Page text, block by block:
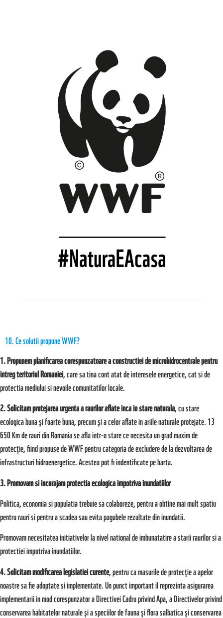
10. Ce solutii propune WWF?
1. Propunem planificarea corespunzatoare a constructiei de microhidrocentrale pentru
intreg teritoriul Romaniei, care sa tina cont atat de interesele energetice, cat si de
protectia mediului si nevoile comunitatilor locale.
2. Solicitam protejarea urgenta a raurilor aflate inca in stare naturala, cu stare
ecologica buna şi foarte buna, precum şi a celor aflate in ariile naturale protejate. 13
650 Km de rauri din Romania se afla intr-o stare ce necesita un grad maxim de
protecţie, fiind propuse de WWF pentru categoria de excludere de la dezvoltarea de
infrastructuri hidroenergetice. Acestea pot fi indentificate peharta.
3. Promovam si incurajam protectia ecologica impotriva inundatiilor
Politica, economia si populatia trebuie sa colaboreze, pentru a obtine mai mult spatiu
pentru rauri si pentru a scadea sau evita pagubele rezultate din inundatii.
Promovam necesitatea initiativelor la nivel national de imbunatatire a starii raurilor si a
protectiei impotriva inundatiilor.
4. Solicitam modificarea legislatiei curente, pentru ca masurile de protecţie a apelor
noastre sa fie adoptate si implementate. Un punct important il reprezinta asigurarea
implementarii in mod corespunzator a Directivei Cadru privind Apa, a Directivelor privind
conservarea habitatelor naturale şi a speciilor de fauna şi flora salbatica şi conservarea